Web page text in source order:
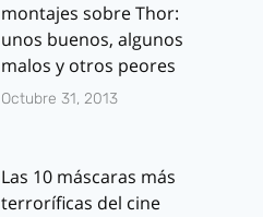
montajes sobre Thor:
unos buenos, algunos
malos y otros peores
Octubre 31, 2013
Las 10 máscaras más
terroríficas del cine